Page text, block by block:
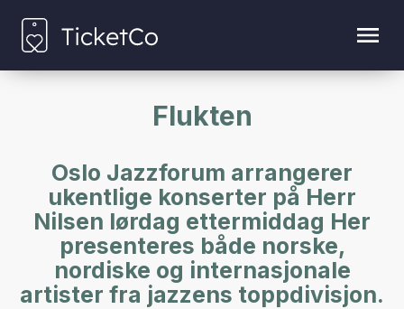
Flukten
Oslo Jazzforum arrangerer
ukentlige konserter på Herr
Nilsen lørdag ettermiddag Her
presenteres både norske,
nordiske og internasjonale
artister fra jazzens toppdivisjon.